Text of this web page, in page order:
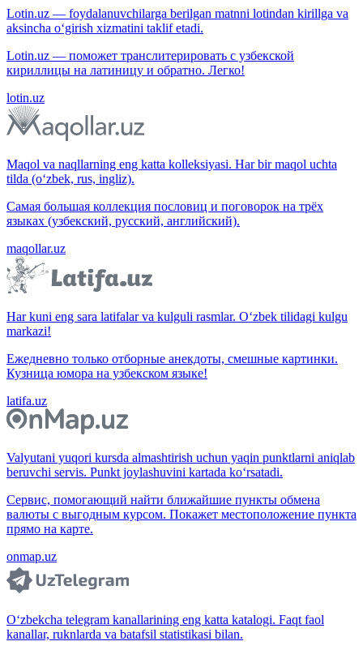
Lotin.uz — foydalanuvchilarga berilgan matnni lotindan kirillga va
aksincha o‘girish xizmatini taklif etadi.
Lotin.uz — поможет транслитерировать с узбекской
кириллицы на латиницу и обратно. Легко!
lotin.uz
Maqol va naqllarning eng katta kolleksiyasi. Har bir maqol uchta
tilda (o‘zbek, rus, ingliz).
Самая большая коллекция пословиц и поговорок на трёх
языках (узбекский, русский, английский).
maqollar.uz
Har kuni eng sara latifalar va kulguli rasmlar. O‘zbek tilidagi kulgu
markazi!
Ежедневно только отборные анекдоты, смешные картинки.
Кузница юмора на узбекском языке!
latifa.uz
Valyutani yuqori kursda almashtirish uchun yaqin punktlarni aniqlab
beruvchi servis. Punkt joylashuvini kartada ko‘rsatadi.
Сервис, помогающий найти ближайшие пункты обмена
валюты с выгодным курсом. Покажет местоположение пункта
прямо на карте.
onmap.uz
O‘zbekcha telegram kanallarining eng katta katalogi. Faqt faol
kanallar, ruknlarda va batafsil statistikasi bilan.